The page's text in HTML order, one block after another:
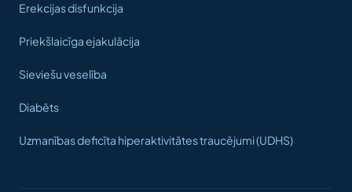
Erekcijas disfunkcija
Priekšlaicīga ejakulācija
Sieviešu veselība
Diabēts
Uzmanības deficīta hiperaktivitātes traucējumi (UDHS)